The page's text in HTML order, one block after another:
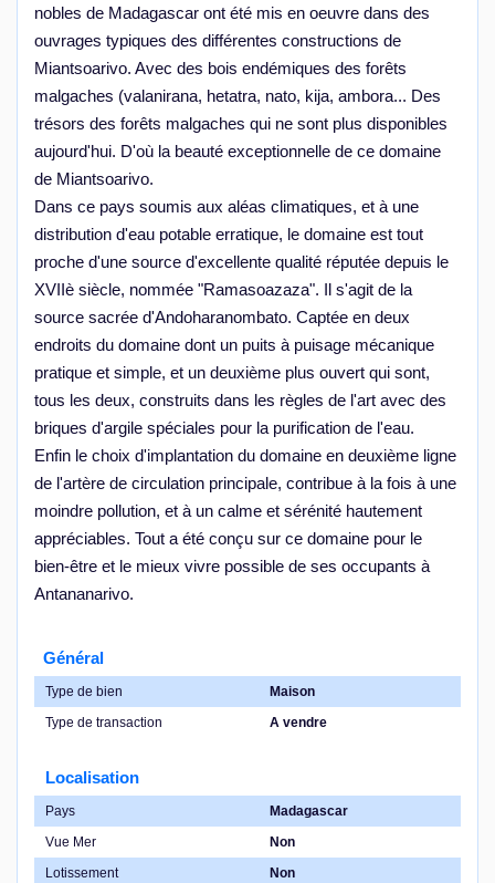
nobles de Madagascar ont été mis en oeuvre dans des
ouvrages typiques des différentes constructions de
Miantsoarivo. Avec des bois endémiques des forêts
malgaches (valanirana, hetatra, nato, kija, ambora... Des
trésors des forêts malgaches qui ne sont plus disponibles
aujourd'hui. D'où la beauté exceptionnelle de ce domaine
de Miantsoarivo.
Dans ce pays soumis aux aléas climatiques, et à une
distribution d'eau potable erratique, le domaine est tout
proche d'une source d'excellente qualité réputée depuis le
XVIIè siècle, nommée "Ramasoazaza". Il s'agit de la
source sacrée d'Andoharanombato. Captée en deux
endroits du domaine dont un puits à puisage mécanique
pratique et simple, et un deuxième plus ouvert qui sont,
tous les deux, construits dans les règles de l'art avec des
briques d'argile spéciales pour la purification de l'eau.
Enfin le choix d'implantation du domaine en deuxième ligne
de l'artère de circulation principale, contribue à la fois à une
moindre pollution, et à un calme et sérénité hautement
appréciables. Tout a été conçu sur ce domaine pour le
bien-être et le mieux vivre possible de ses occupants à
Antananarivo.
Général
Type de bien
Maison
Type de transaction
A vendre
Localisation
Pays
Madagascar
Vue Mer
Non
Lotissement
Non